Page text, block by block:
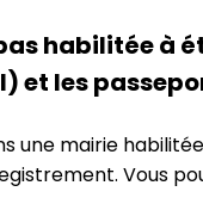
habilitée à
et les
une mairie
Vous